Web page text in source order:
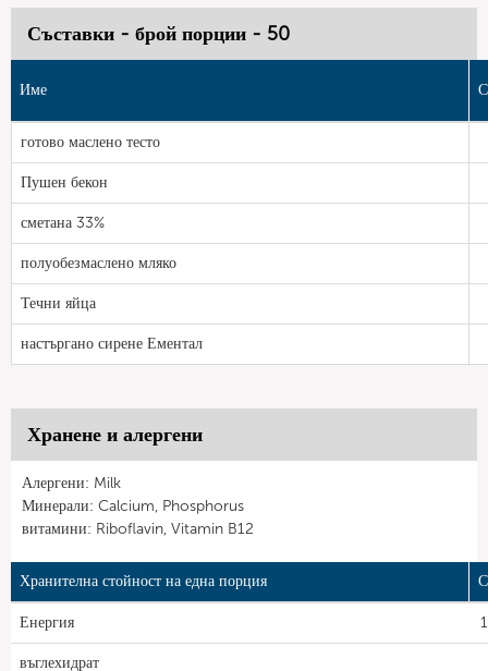
Съставки - брой порции - 50
Име
готово маслено тесто
Пушен бекон
сметана 33%
полуобезмаслено мляко
Течни яйца
настъргано сирене Ементал
Хранене и алергени
Алергени: Milk
Минерали: Calcium, Phosphorus
витамини: Riboflavin, Vitamin B12
Хранителна стойност на една порция
Енергия
въглехидрат